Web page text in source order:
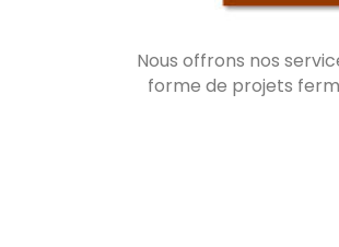
Nous offrons nos
forme de projets